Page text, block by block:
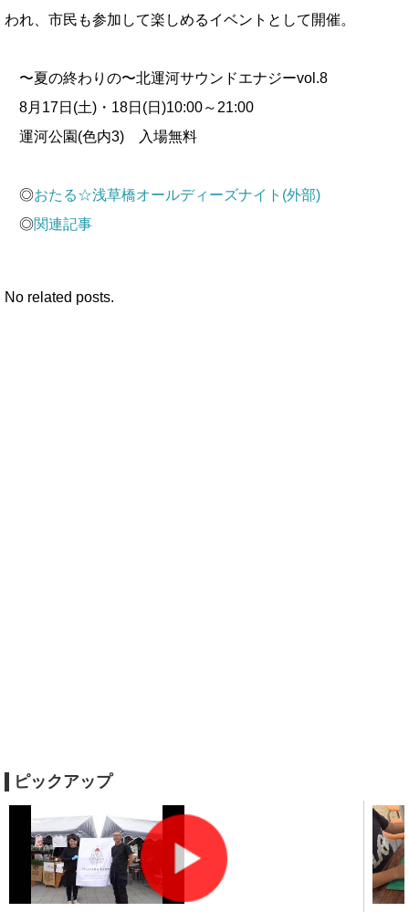
われ、市民も参加して楽しめるイベントとして開催。
〜夏の終わりの〜北運河サウンドエナジーvol.8
8月17日(土)・18日(日)10:00～21:00
運河公園(色内3) 入場無料
◎おたる☆浅草橋オールディーズナイト(外部)
◎関連記事
No related posts.
ピックアップ